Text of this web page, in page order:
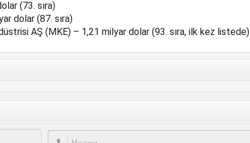
(73. sıra)
dolar (87. sıra)
AŞ (MKE) – 1,21 milyar dolar (93. sıra, ilk kez listede)